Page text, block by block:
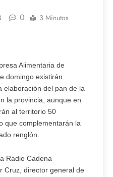
0 3 Minutos
Alimentaria de
domingo existirán
elaboración del pan de la
la provincia, aunque en
al territorio 50
que complementarán la
renglón.
Radio Cadena
Cruz, director general de